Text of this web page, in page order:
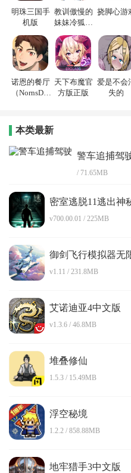
明珠三国手
机版
教训傲慢的
妹妹冷狐游
挠脚心游
诺恩的餐厅
（NornsDin
天下布魔官
方版正版
爱是不会
失的
本类最新
警车追捕驾
/ 71.65MB
密室逃脱11逃出神
v700.00.01 / 225MB
御剑飞行模拟器无
v1.11 / 231.8MB
艾诺迪亚4中文版
v1.3.6 / 46.8MB
堆叠修仙
1.5.3 / 15.49MB
浮空秘境
1.2.2 / 858.88MB
地牢猎手3中文版